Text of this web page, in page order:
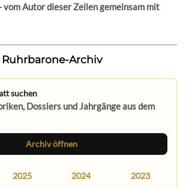
vom Autor dieser Zeilen gemeinsam mit
Ruhrbarone-Archiv
suchen
Dossiers und Jahrgänge aus dem
Archiv öffnen
2025 2024 2023